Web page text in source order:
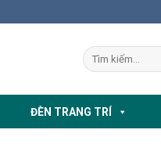
ĐÈN TRANG TRÍ